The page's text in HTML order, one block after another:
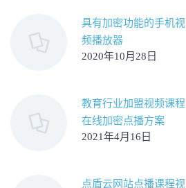
具有加密功能的手机视
频播放器
2020年10月28日
教育行业加盟视频课程
在线加密点播方案
2021年4月16日
点盾云网站点播课程视